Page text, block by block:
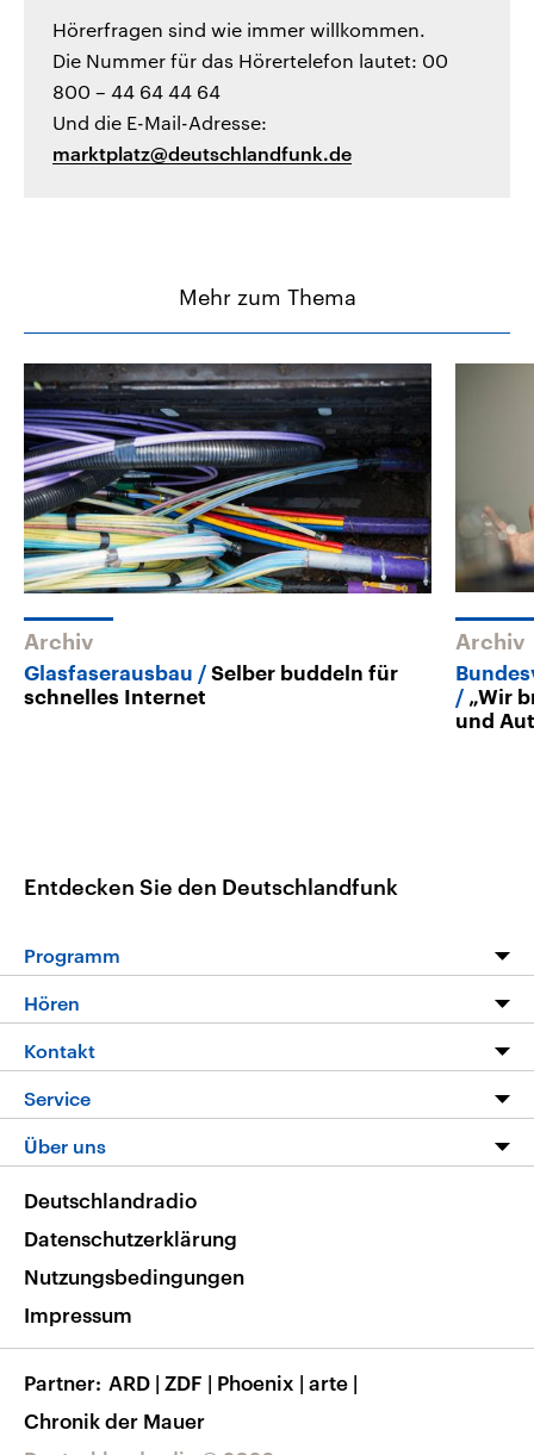
Hörerfragen sind wie immer willkommen.
Die Nummer für das Hörertelefon lautet: 00
800 – 44 64 44 64
Und die E-Mail-Adresse:
marktplatz@deutschlandfunk.de
Mehr zum Thema
Archiv
Glasfaserausbau
Selber buddeln für
schnelles Internet
Archiv
„Wir
und
Entdecken Sie den Deutschlandfunk
Programm
Programm
Die Nachrichten
Nachrichtenleicht
Neue Beiträge auf dlf.de
Hören
Livestream
Podcasts
Deutschlandfunk App
Nachrichten App
Frequenzen
Kontakt
Hörerservice
Service
FAQ
Veranstaltungen
Musikliste
RSS
Über uns
Barrierefreiheit
Deutschlandradio
Datenschutzerklärung
Nutzungsbedingungen
Impressum
Partner ARD | ZDF | Phoenix | arte |
Chronik der Mauer